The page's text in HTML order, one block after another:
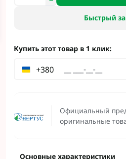
Официальный
оригинальные
Быстрый
Купить этот товар в 1 клик:
+380
Основные характеристики